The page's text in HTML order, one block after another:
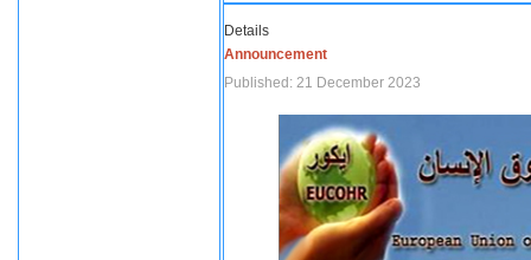
Details
Announcement
Published: 21 December 2023